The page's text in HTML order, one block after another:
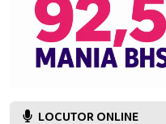
LOCUTOR ONLINE